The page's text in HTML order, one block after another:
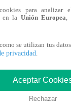
será de
para
de seguidores.
por esa tarea.
para analizar
en la Unión Europea
se utilizan tus
privacidad
Aceptar
Rechazar